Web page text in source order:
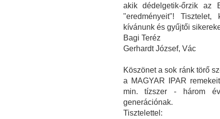
akik dédelgetik-őrzik az
"eredményeit"!
kívánunk és gyűjtői
Bagi Teréz
Gerhardt József, Vác
Köszönet a sok ránk törő
a MAGYAR IPAR
min. tízszer - három
generációnak.
Tisztelettel: